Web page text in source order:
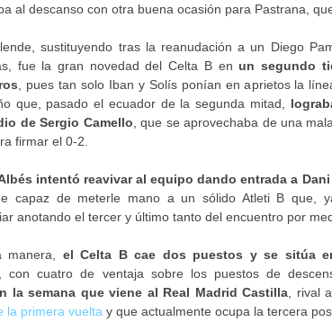
al descanso con otra buena ocasión para Pastrana,
sustituyendo tras la reanudación a un Diego
fue la gran novedad del Celta B enun segundo
, pues tan solo Iban y Solís ponían en aprietos la
que, pasado el ecuador de la segunda mitad,
de Sergio Camello , que se aprovechaba de una
firmar el 0-2.
intentó reavivar al equipo dando entrada a
capaz de meterle mano a un sólido Atleti B que,
anotando el tercer y último tanto del encuentro por
manera, el Celta B cae dos puestos y se sitúa
, con cuatro de ventaja sobre los puestos de
la semana que viene al Real Madrid Castilla , rival
la primera vuelta y que actualmente ocupa la tercera